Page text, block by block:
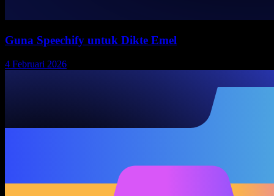
Guna Speechify untuk Dikte Emel
4 Februari 2026